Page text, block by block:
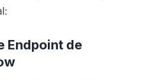
Endpoint de